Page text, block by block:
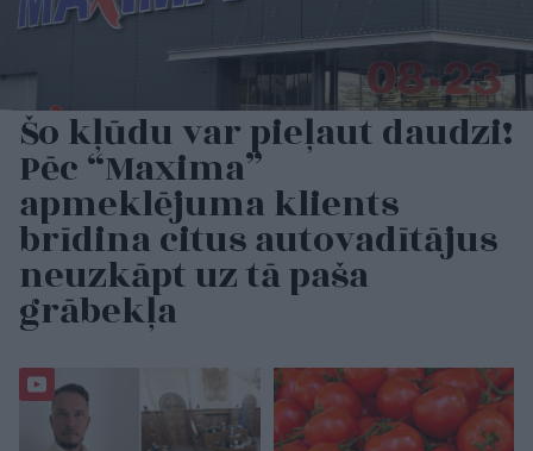
Šo kļūdu var pieļaut daudzi!
Pēc “Maxima”
apmeklējuma klients
brīdina citus autovadītājus
neuzkāpt uz tā paša
grābekļa